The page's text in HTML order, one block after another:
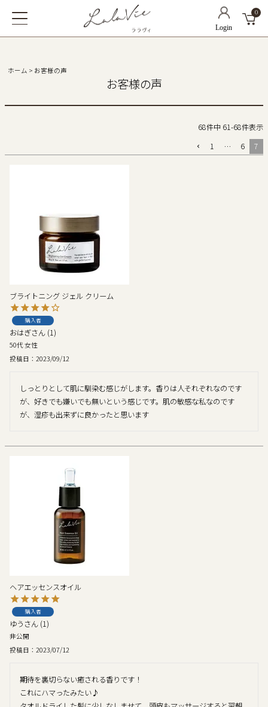
0
ホーム お客様の声
お客様の声
68件中 61-68件表示
1
… 6 7
ブライトニング ジェル クリーム
購入者
おはぎ 1
50代女性
投稿日
2023/09/12
しっとりとして肌に馴染む感じがします。香りは人それぞれなのです
が、好きでも嫌いでも無いという感じです。肌の敏感な私なのです
が、湿疹も出来ずに良かったと思います
ヘアエッセンスオイル
購入者
ゆう 1
非公開
投稿日
2023/07/12
期待を裏切らない癒される香りです！
これにハマったみたい♪